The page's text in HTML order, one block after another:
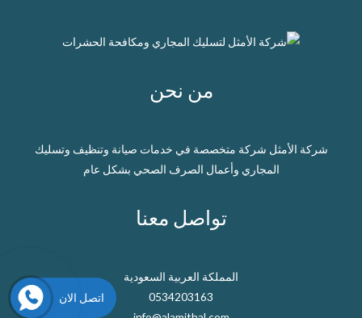
من نحن
شركة الأمثل شركة متخصصة في خدمات صيانة وتنظيف وتسليك
المجاري وأعمال الصرف الصحي بشكل عام
تواصل معنا
المملكة العربية السعودية
0534203163
اتصل الان